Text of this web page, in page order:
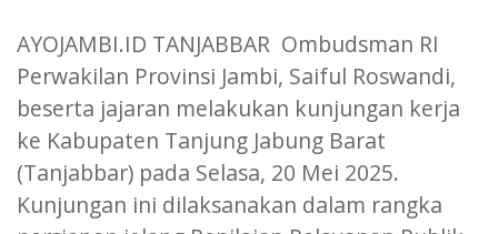
AYOJAMBI.ID TANJABBAR Ombudsman RI
Perwakilan Provinsi Jambi, Saiful Roswandi,
beserta jajaran melakukan kunjungan kerja
ke Kabupaten Tanjung Jabung Barat
(Tanjabbar) pada Selasa, 20 Mei 2025.
Kunjungan ini dilaksanakan dalam rangka